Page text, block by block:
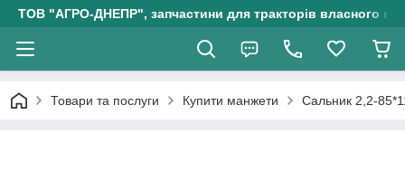
ТОВ "АГРО-ДНЕПР", запчастини для тракторів власного
Товари та послуги Купити манжети Сальник 2,2-